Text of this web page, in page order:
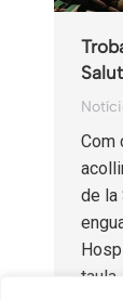
Salut
Com
de la
taula…